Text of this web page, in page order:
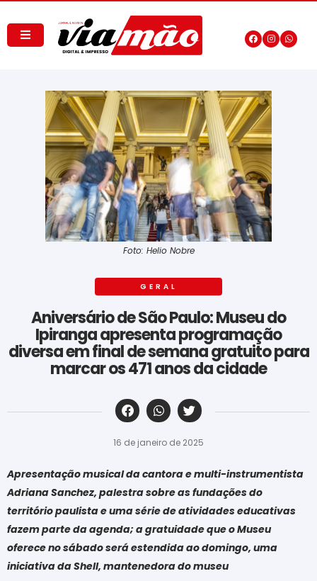
Foto: Helio Nobre
GERAL
Aniversário de São Paulo: Museu do
Ipiranga apresenta programação
diversa em final de semana gratuito para
marcar os 471 anos da cidade
‎ ‎ ‎ ‎ ‎ ‎ ‎ ‎ ‎ ‎ ‎ ‎ ‎ ‎ ‎ ‎ ‎ ‎ ‎ ‎ ‎ ‎ ‎ ‎ ‎ ‎ ‎ ‎ ‎ ‎ ‎
16 de janeiro de 2025
Apresentação musical da cantorae multi-instrumentista
Adriana Sanchez, palestra sobre as fundações do
território paulista e uma série de atividades educativas
fazem parte da agenda; a gratuidade que o Museu
oferece no sábado será estendida ao domingo, uma
iniciativa da Shell, mantenedora do museu